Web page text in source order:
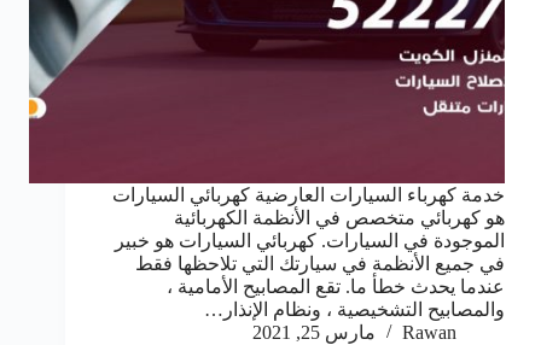
خدمة كهرباء السيارات العارضية كهربائي السيارات
هو كهربائي متخصص في الأنظمة الكهربائية
الموجودة في السيارات. كهربائي السيارات هو خبير
في جميع الأنظمة في سيارتك التي تلاحظها فقط
عندما يحدث خطأ ما. تقع المصابيح الأمامية ،
والمصابيح التشخيصية ، ونظام الإنذار…
Rawan
مارس 25, 2021